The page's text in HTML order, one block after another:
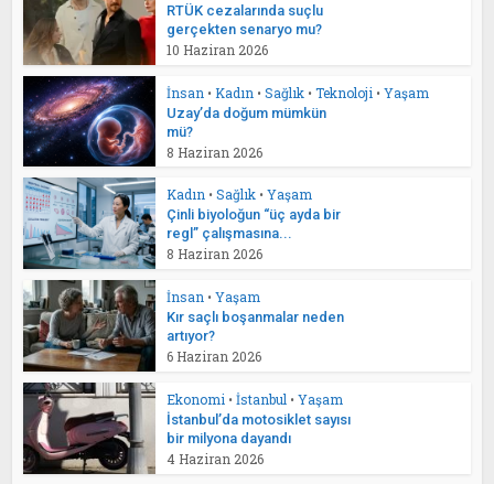
RTÜK cezalarında suçlu
gerçekten senaryo mu?
10 Haziran 2026
İnsan • Kadın • Sağlık • Teknoloji • Yaşam
Uzay’da doğum mümkün
mü?
8 Haziran 2026
Kadın • Sağlık • Yaşam
Çinli biyoloğun “üç ayda bir
regl” çalışmasına...
8 Haziran 2026
İnsan • Yaşam
Kır saçlı boşanmalar neden
artıyor?
6 Haziran 2026
Ekonomi • İstanbul • Yaşam
İstanbul’da motosiklet sayısı
bir milyona dayandı
4 Haziran 2026